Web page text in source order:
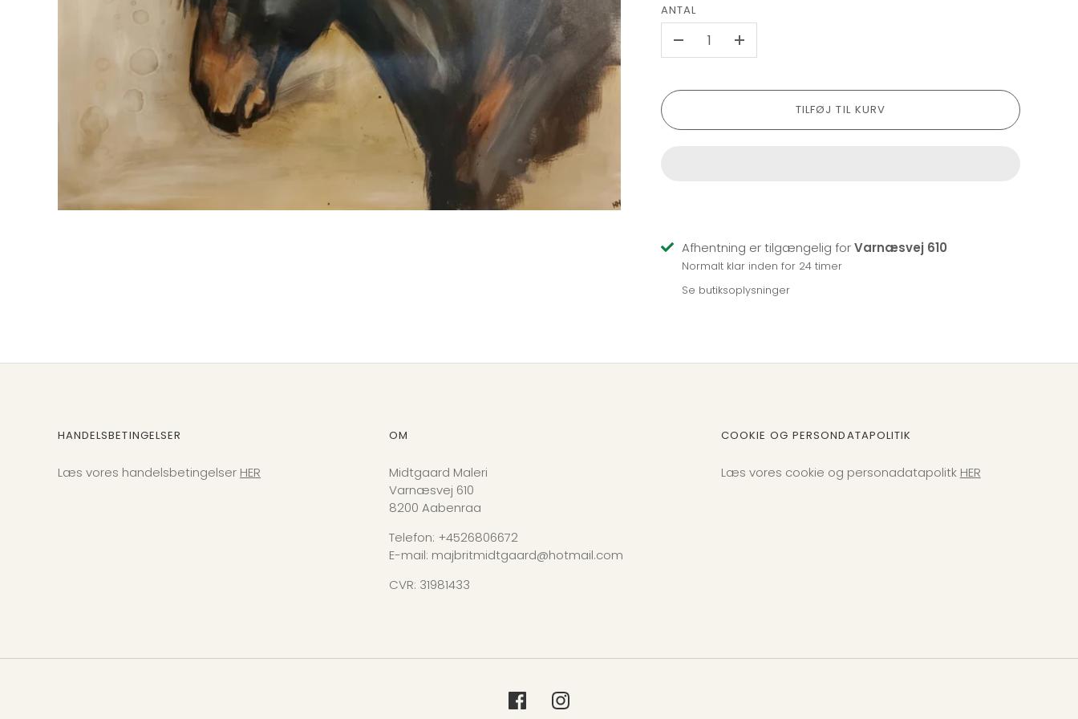
ANTAL
+
TILFØJ TIL KURV
Afhentning er tilgængelig forVarnæsvej 610
Normalt klar inden for 24 timer
Se butiksoplysninger
HANDELSBETINGELSER
Læs vores handelsbetingelser HER
OM
Midtgaard Maleri
Varnæsvej 610
8200 Aabenraa
Telefon: +4526806672
E-mail: majbritmidtgaard@hotmail.com
CVR: 31981433
COOKIE OG PERSONDATAPOLITIK
Læs vores cookie og personadatapolitk HER